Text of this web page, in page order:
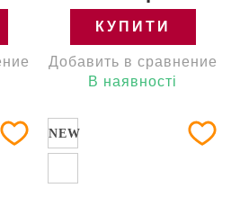
КУПИТИ
Добавить в сравнение
В наявності
NEW